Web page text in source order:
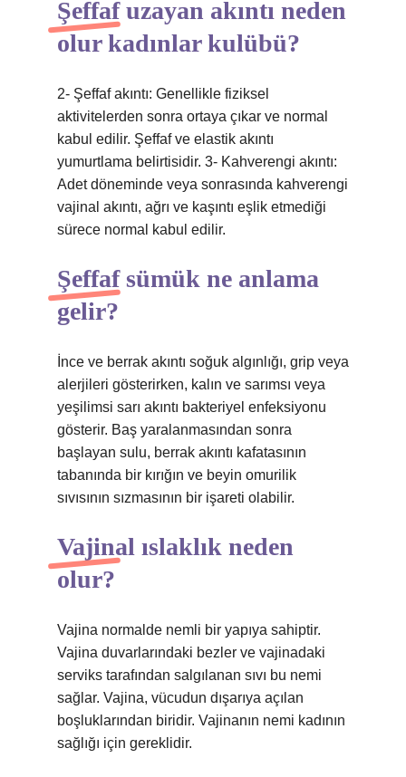
Şeffaf uzayan akıntı neden
olur kadınlar kulübü?
2- Şeffaf akıntı: Genellikle fiziksel
aktivitelerden sonra ortaya çıkar ve normal
kabul edilir. Şeffaf ve elastik akıntı
yumurtlama belirtisidir. 3- Kahverengi akıntı:
Adet döneminde veya sonrasında kahverengi
vajinal akıntı, ağrı ve kaşıntı eşlik etmediği
sürece normal kabul edilir.
Şeffaf sümük ne anlama
gelir?
İnce ve berrak akıntı soğuk algınlığı, grip veya
alerjileri gösterirken, kalın ve sarımsı veya
yeşilimsi sarı akıntı bakteriyel enfeksiyonu
gösterir. Baş yaralanmasından sonra
başlayan sulu, berrak akıntı kafatasının
tabanında bir kırığın ve beyin omurilik
sıvısının sızmasının bir işareti olabilir.
Vajinal ıslaklık neden
olur?
Vajina normalde nemli bir yapıya sahiptir.
Vajina duvarlarındaki bezler ve vajinadaki
serviks tarafından salgılanan sıvı bu nemi
sağlar. Vajina, vücudun dışarıya açılan
boşluklarından biridir. Vajinanın nemi kadının
sağlığı için gereklidir.